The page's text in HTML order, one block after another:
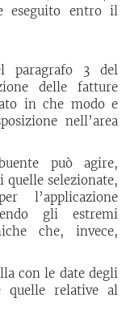
eseguito entro il
paragrafo 3 del
delle fatture
in che modo e
nell’area
può agire,
selezionate,
l’applicazione
gli estremi
che, invece,
con le date degli
quelle relative al